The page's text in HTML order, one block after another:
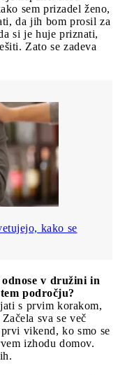
sem prizadel ženo,
da jih bom prosil za
si je huje priznati,
Zato se zadeva
kako se
v družini in
področju?
s prvim korakom,
sva se več
vikend, ko smo se
izhodu domov.